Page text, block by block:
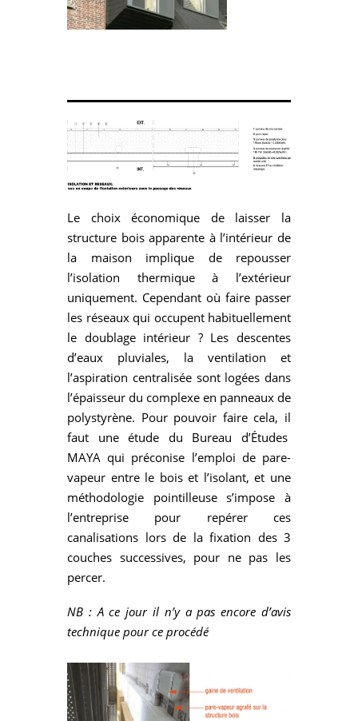
Le choix économique de laisser la
structure bois apparente à l’intérieur de
la maison implique de repousser
l’isolation thermique à l’extérieur
uniquement. Cependant où faire passer
les réseaux qui occupent habituellement
le doublage intérieur ? Les descentes
d’eaux pluviales, la ventilation et
l’aspiration centralisée sont logées dans
l’épaisseur du complexe en panneaux de
polystyrène. Pour pouvoir faire cela, il
faut une étude du Bureau d’Études
MAYA qui préconise l’emploi de pare-
vapeur entre le bois et l’isolant, et une
méthodologie pointilleuse s’impose à
l’entreprise pour repérer ces
canalisations lors de la fixation des 3
couches successives, pour ne pas les
percer.
NB : A ce jour il n’y a pas encore d’avis
technique pour ce procédé